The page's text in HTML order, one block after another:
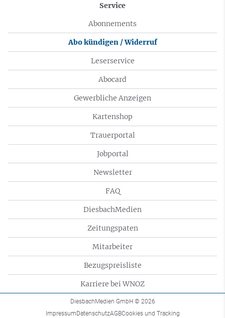
Service
Abonnements
Abo kündigen / Widerruf
Leserservice
Abocard
Gewerbliche Anzeigen
Kartenshop
Trauerportal
Jobportal
Newsletter
FAQ
DiesbachMedien
Zeitungspaten
Mitarbeiter
Bezugspreisliste
Karriere bei WNOZ
DiesbachMedien GmbH © 2026
ImpressumDatenschutzAGBCookies und Tracking